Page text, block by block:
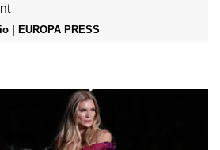
| EUROPA PRESS